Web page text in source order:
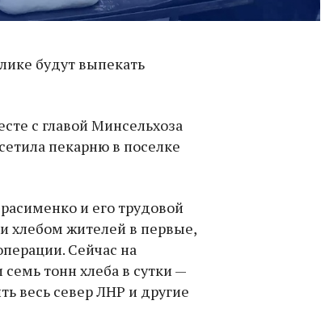
будут выпекать
с главой Минсельхоза
пекарню в поселке
и его трудовой
хлебом жителей в первые,
Сейчас на
тонн хлеба в сутки —
весь север ЛНР и другие